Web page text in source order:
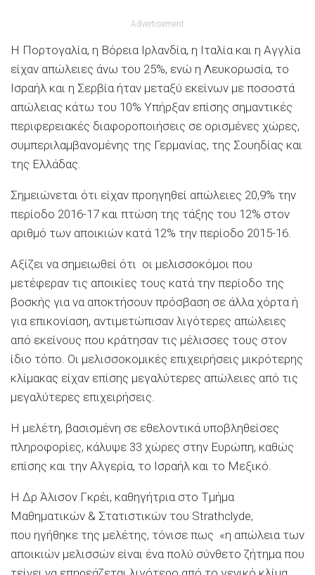
Advertisement
Η Πορτογαλία, η Βόρεια Ιρλανδία, η Ιταλία και η Αγγλία
είχαν απώλειες άνω του 25%, ενώ η Λευκορωσία, το
Ισραήλ και η Σερβία ήταν μεταξύ εκείνων με ποσοστά
απώλειας κάτω του 10% Υπήρξαν επίσης σημαντικές
περιφερειακές διαφοροποιήσεις σε ορισμένες χώρες,
συμπεριλαμβανομένης της Γερμανίας, της Σουηδίας και
της Ελλάδας.
Σημειώνεται ότι είχαν προηγηθεί απώλειες 20,9% την
περίοδο 2016-17 και πτώση της τάξης του 12% στον
αριθμό των αποικιών κατά 12% την περίοδο 2015-16.
Αξίζει να σημειωθεί ότι οι μελισσοκόμοι που
μετέφεραν τις αποικίες τους κατά την περίοδο της
βοσκής για να αποκτήσουν πρόσβαση σε άλλα χόρτα ή
για επικονίαση, αντιμετώπισαν λιγότερες απώλειες
από εκείνους που κράτησαν τις μέλισσες τους στον
ίδιο τόπο. Οι μελισσοκομικές επιχειρήσεις μικρότερης
κλίμακας είχαν επίσης μεγαλύτερες απώλειες από τις
μεγαλύτερες επιχειρήσεις.
Η μελέτη, βασισμένη σε εθελοντικά υποβληθείσες
πληροφορίες, κάλυψε 33 χώρες στην Ευρώπη, καθώς
επίσης και την Αλγερία, το Ισραήλ και το Μεξικό.
Η Δρ Άλισον Γκρέι, καθηγήτρια στο Τμήμα
Μαθηματικών & Στατιστικών του Strathclyde,
που ηγήθηκε της μελέτης, τόνισε πως «η απώλεια των
αποικιών μελισσών είναι ένα πολύ σύνθετο ζήτημα που